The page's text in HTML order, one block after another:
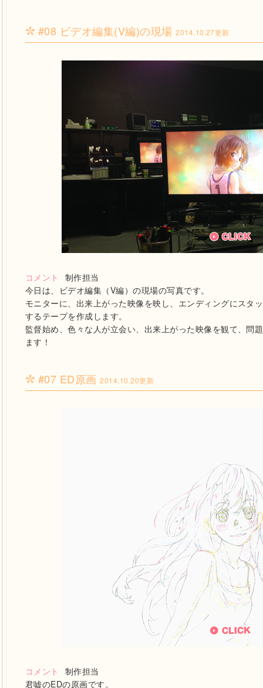
#08 ビデオ編集(V編)の現場2014.10.27更新
コメント
制作担当
今日は、ビデオ編集（V編）の現場の写真です。
モニターに、出来上がった映像を映し、エンディングにスタ
するテープを作成します。
監督始め、色々な人が立会い、出来上がった映像を観て、問
ます！
#07 ED原画2014.10.20更新
コメント
制作担当
君嘘のEDの原画です。